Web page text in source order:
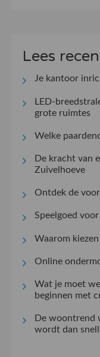
Lees
Je kantoor
LED-
grote ruimtes
Welke
De kracht van
Zuivelhoeve
Ontdek de
Speelgoed
Waarom
Online
Wat je moet
beginnen met
De woontrend
wordt dan